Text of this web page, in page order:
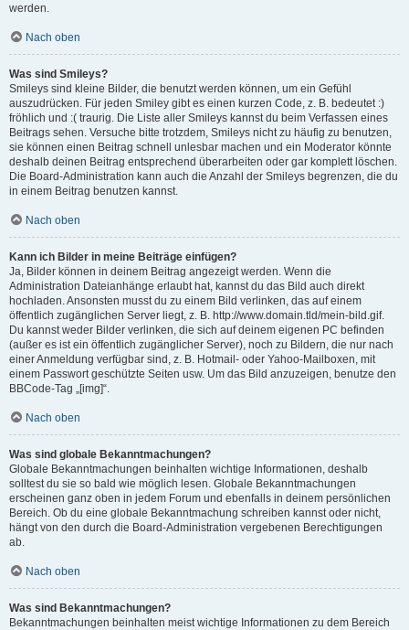
werden.
Nach oben
Was sind Smileys?
Smileys sind kleine Bilder, die benutzt werden können, um ein Gefühl
auszudrücken. Für jeden Smiley gibt es einen kurzen Code, z. B. bedeutet :)
fröhlich und :( traurig. Die Liste aller Smileys kannst du beim Verfassen eines
Beitrags sehen. Versuche bitte trotzdem, Smileys nicht zu häufig zu benutzen,
sie können einen Beitrag schnell unlesbar machen und ein Moderator könnte
deshalb deinen Beitrag entsprechend überarbeiten oder gar komplett löschen.
Die Board-Administration kann auch die Anzahl der Smileys begrenzen, die du
in einem Beitrag benutzen kannst.
Nach oben
Kann ich Bilder in meine Beiträge einfügen?
Ja, Bilder können in deinem Beitrag angezeigt werden. Wenn die
Administration Dateianhänge erlaubt hat, kannst du das Bild auch direkt
hochladen. Ansonsten musst du zu einem Bild verlinken, das auf einem
öffentlich zugänglichen Server liegt, z. B. http://www.domain.tld/mein-bild.gif.
Du kannst weder Bilder verlinken, die sich auf deinem eigenen PC befinden
(außer es ist ein öffentlich zugänglicher Server), noch zu Bildern, die nur nach
einer Anmeldung verfügbar sind, z. B. Hotmail- oder Yahoo-Mailboxen, mit
einem Passwort geschützte Seiten usw. Um das Bild anzuzeigen, benutze den
BBCode-Tag „[img]“.
Nach oben
Was sind globale Bekanntmachungen?
Globale Bekanntmachungen beinhalten wichtige Informationen, deshalb
solltest du sie so bald wie möglich lesen. Globale Bekanntmachungen
erscheinen ganz oben in jedem Forum und ebenfalls in deinem persönlichen
Bereich. Ob du eine globale Bekanntmachung schreiben kannst oder nicht,
hängt von den durch die Board-Administration vergebenen Berechtigungen
ab.
Nach oben
Was sind Bekanntmachungen?
Bekanntmachungen beinhalten meist wichtige Informationen zu dem Bereich